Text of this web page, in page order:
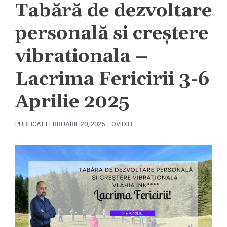
Tabără de dezvoltare
personală si creștere
vibrationala –
Lacrima Fericirii 3-6
Aprilie 2025
PUBLICAT FEBRUARIE 20, 2025 OVIDIU